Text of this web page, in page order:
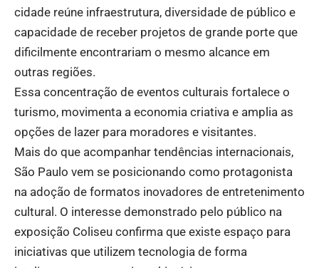
cidade reúne infraestrutura, diversidade de público e
capacidade de receber projetos de grande porte que
dificilmente encontrariam o mesmo alcance em
outras regiões.
Essa concentração de eventos culturais fortalece o
turismo, movimenta a economia criativa e amplia as
opções de lazer para moradores e visitantes.
Mais do que acompanhar tendências internacionais,
São Paulo vem se posicionando como protagonista
na adoção de formatos inovadores de entretenimento
cultural. O interesse demonstrado pelo público na
exposição Coliseu confirma que existe espaço para
iniciativas que utilizem tecnologia de forma